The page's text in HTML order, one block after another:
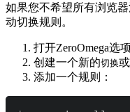
如果您不希望所有浏览
动切换规则。
打开ZeroOmega选项
创建一个新的切换或
添加一个规则：